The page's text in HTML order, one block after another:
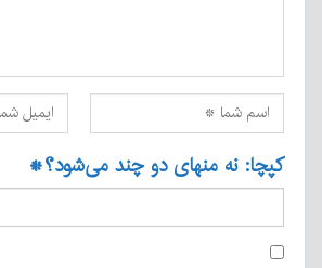
کپچا: نه منهای دو چند می‌شود؟*